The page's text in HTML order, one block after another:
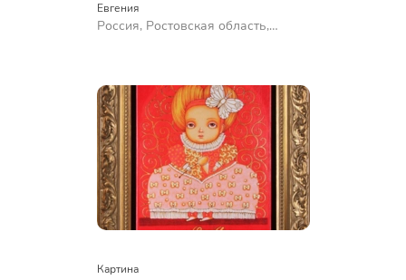
Евгения
Россия, Ростовская область,
Картина